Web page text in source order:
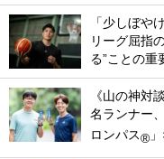
「少しぼや
リーグ屈指
る”ことの重
《山の神対
名ランナー
ロンパス®